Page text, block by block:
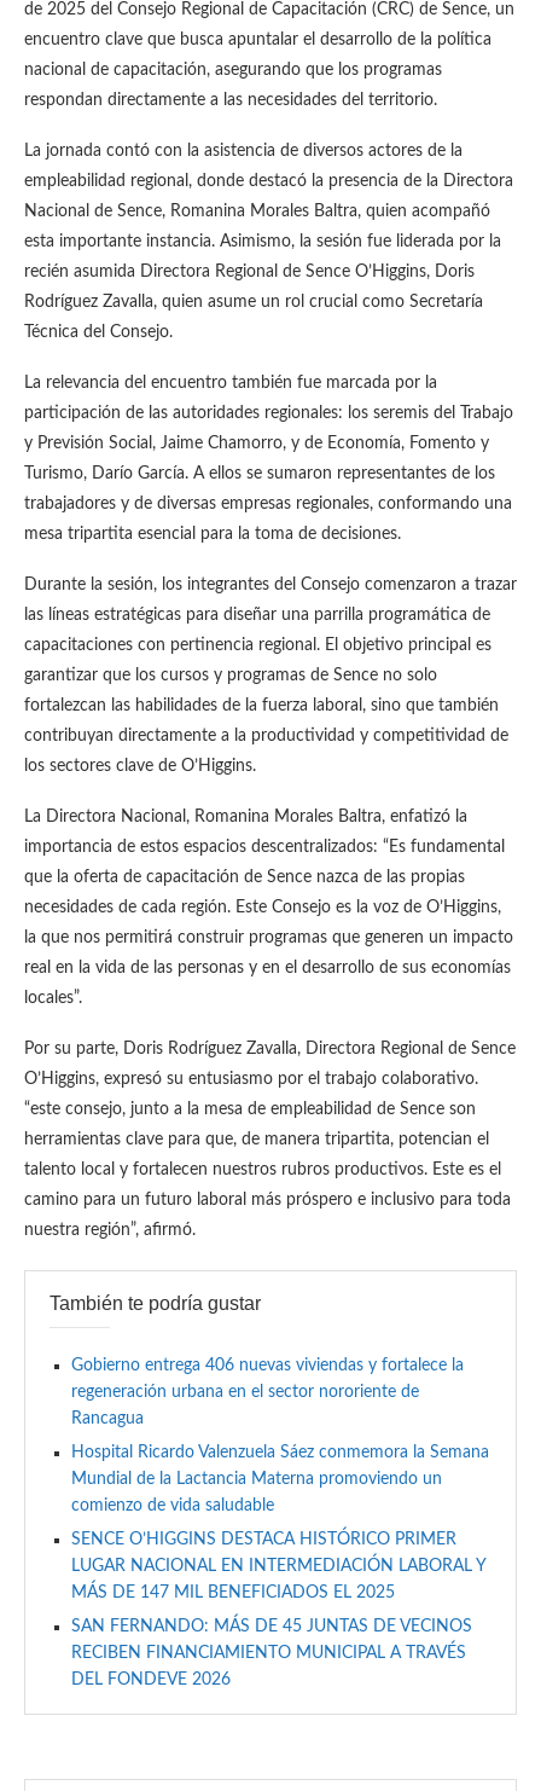
de 2025 del Consejo Regional de Capacitación (CRC) de Sence, un
encuentro clave que busca apuntalar el desarrollo de la política
nacional de capacitación, asegurando que los programas
respondan directamente a las necesidades del territorio.
La jornada contó con la asistencia de diversos actores de la
empleabilidad regional, donde destacó la presencia de la Directora
Nacional de Sence, Romanina Morales Baltra, quien acompañó
esta importante instancia. Asimismo, la sesión fue liderada por la
recién asumida Directora Regional de Sence O’Higgins, Doris
Rodríguez Zavalla, quien asume un rol crucial como Secretaría
Técnica del Consejo.
La relevancia del encuentro también fue marcada por la
participación de las autoridades regionales: los seremis del Trabajo
y Previsión Social, Jaime Chamorro, y de Economía, Fomento y
Turismo, Darío García. A ellos se sumaron representantes de los
trabajadores y de diversas empresas regionales, conformando una
mesa tripartita esencial para la toma de decisiones.
Durante la sesión, los integrantes del Consejo comenzaron a trazar
las líneas estratégicas para diseñar una parrilla programática de
capacitaciones con pertinencia regional. El objetivo principal es
garantizar que los cursos y programas de Sence no solo
fortalezcan las habilidades de la fuerza laboral, sino que también
contribuyan directamente a la productividad y competitividad de
los sectores clave de O’Higgins.
La Directora Nacional, Romanina Morales Baltra, enfatizó la
importancia de estos espacios descentralizados: “Es fundamental
que la oferta de capacitación de Sence nazca de las propias
necesidades de cada región. Este Consejo es la voz de O’Higgins,
la que nos permitirá construir programas que generen un impacto
real en la vida de las personas y en el desarrollo de sus economías
locales”.
Por su parte, Doris Rodríguez Zavalla, Directora Regional de Sence
O’Higgins, expresó su entusiasmo por el trabajo colaborativo.
“este consejo, junto a la mesa de empleabilidad de Sence son
herramientas clave para que, de manera tripartita, potencian el
talento local y fortalecen nuestros rubros productivos. Este es el
camino para un futuro laboral más próspero e inclusivo para toda
nuestra región”, afirmó.
También te podría gustar
Gobierno entrega 406 nuevas viviendas y fortalece la
regeneración urbana en el sector nororiente de
Rancagua
Hospital Ricardo Valenzuela Sáez conmemora la Semana
Mundial de la Lactancia Materna promoviendo un
comienzo de vida saludable
SENCE O’HIGGINS DESTACA HISTÓRICO PRIMER
LUGAR NACIONAL EN INTERMEDIACIÓN LABORAL Y
MÁS DE 147 MIL BENEFICIADOS EL 2025
SAN FERNANDO: MÁS DE 45 JUNTAS DE VECINOS
RECIBEN FINANCIAMIENTO MUNICIPAL A TRAVÉS
DEL FONDEVE 2026